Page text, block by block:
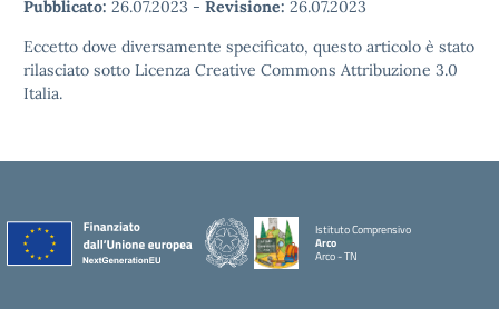
Pubblicato: 26.07.2023 - Revisione: 26.07.2023
Eccetto dove diversamente specificato, questo articolo è stato
rilasciato sotto Licenza Creative Commons Attribuzione 3.0
Italia.
Istituto Comprensivo
Arco
Arco - TN